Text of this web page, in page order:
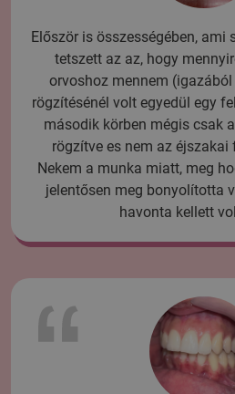
Először is összességében, ami
tetszett az az, hogy
orvoshoz mennem
rögzítésénél volt egyedül egy
második körben mégis csak
rögzítve es nem az
Nekem a munka miatt, meg
jelentősen meg bonyolította
havonta kellett